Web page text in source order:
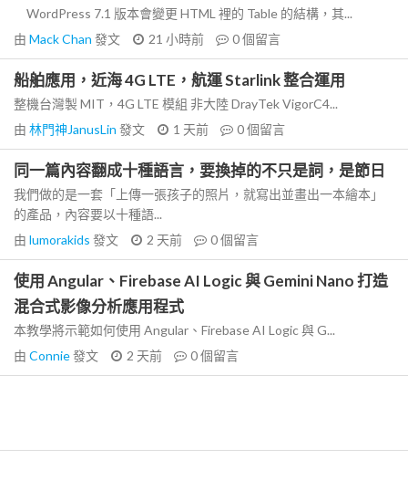
WordPress 7.1 版本會變更 HTML 裡的 Table 的結構，其...
由 Mack Chan 發文 21 小時前 0個留言
船舶應用，近海 4G LTE，航運 Starlink 整合運用
整機台灣製 MIT，4G LTE 模組 非大陸 DrayTek VigorC4...
由 林門神JanusLin 發文 1 天前 0個留言
同一篇內容翻成十種語言，要換掉的不只是詞，是節日
我們做的是一套「上傳一張孩子的照片，就寫出並畫出一本繪本」
的產品，內容要以十種語...
由 lumorakids 發文 2 天前 0個留言
使用 Angular、Firebase AI Logic 與 Gemini Nano 打造
混合式影像分析應用程式
本教學將示範如何使用 Angular、Firebase AI Logic 與 G...
由 Connie發文 2 天前 0個留言